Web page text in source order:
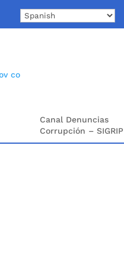
co
Canal Denuncias
Corrupción – SIGRIP